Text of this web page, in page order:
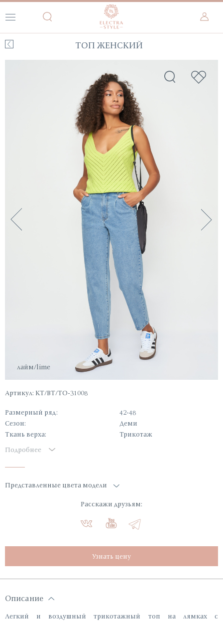
ТОП ЖЕНСКИЙ
лайм/lime
Артикул: КТ/ВТ/ТО-31008
Размерный ряд:
42-48
Сезон:
Деми
Ткань верха:
Трикотаж
Подробнее
Представленные цвета модели
Расскажи друзьям:
Узнать цену
Описание
Легкий и воздушный трикотажный топ на лямках с